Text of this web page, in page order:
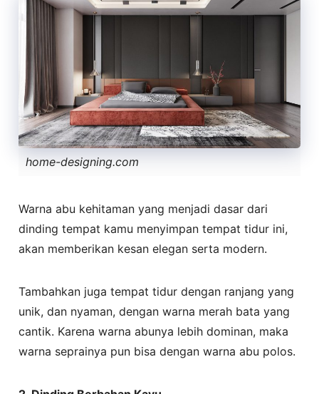
home-designing.com
Warna abu kehitaman yang menjadi dasar dari
dinding tempat kamu menyimpan tempat tidur ini,
akan memberikan kesan elegan serta modern.
Tambahkan juga tempat tidur dengan ranjang yang
unik, dan nyaman, dengan warna merah bata yang
cantik. Karena warna abunya lebih dominan, maka
warna seprainya pun bisa dengan warna abu polos.